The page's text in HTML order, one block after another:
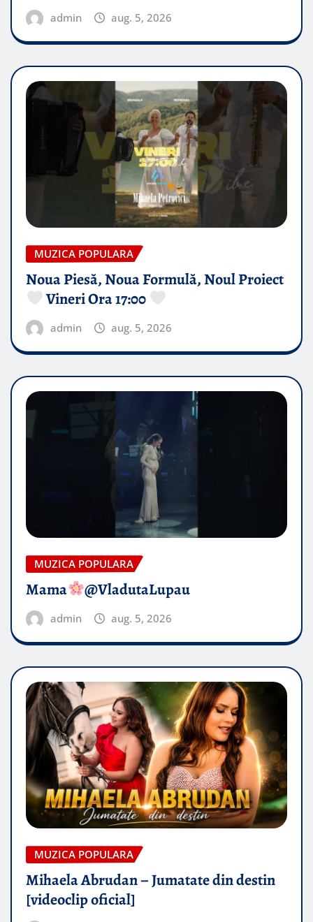
admin aug. 5, 2026
MUZICA POPULARA
Noua Piesă, Noua Formulă, Noul Proiect
Vineri Ora 17:00
admin aug. 5, 2026
MUZICA POPULARA
Mama @VladutaLupau
admin aug. 5, 2026
MUZICA POPULARA
Mihaela Abrudan – Jumatate din destin
[videoclip oficial]